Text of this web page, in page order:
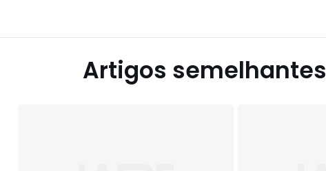
Artigos semelhantes